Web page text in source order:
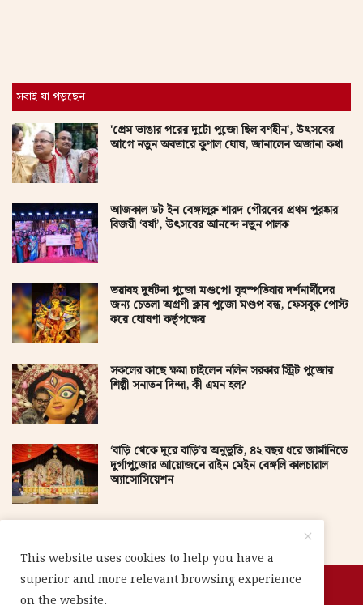
সবাই যা পড়ছেন
'প্রেম ভাঙার পরের দুটো পুজো ছিল বর্ণহীন', উৎসবের
আগে নতুন অবতারে কুণাল ঘোষ, জানালেন অজানা কথা
আজকাল ডট ইন বেঙ্গালুরু শারদ গৌরবের প্রথম পুরষ্কার
বিজয়ী ‘বর্ষা’, উৎসবের আনন্দে নতুন পালক
ভয়াবহ দুর্ঘটনা পুজো মণ্ডপে! বৃহস্পতিবার দর্শনার্থীদের
জন্য চেতলা অগ্রণী ক্লাব পুজো মণ্ডপ বন্ধ, ফেসবুক পোস্ট
করে ঘোষণা কর্তৃপক্ষের
সকলের কাছে ক্ষমা চাইলেন নলিন সরকার স্ট্রিট পুজোর
শিল্পী সনাতন দিন্দা, কী এমন হল?
‘বাড়ি থেকে দূরে বাড়ি’র অনুভূতি, ৪২ বছর ধরে জার্মানিতে
দুর্গাপুজোর আয়োজনে রাইন মেইন বেঙ্গলি কালচারাল
অ্যাসোসিয়েশন
Copyright 2025 @Vision 3 Global Pvt. Ltd.
This website uses cookies to help you have a
superior and more relevant browsing experience
on the website.